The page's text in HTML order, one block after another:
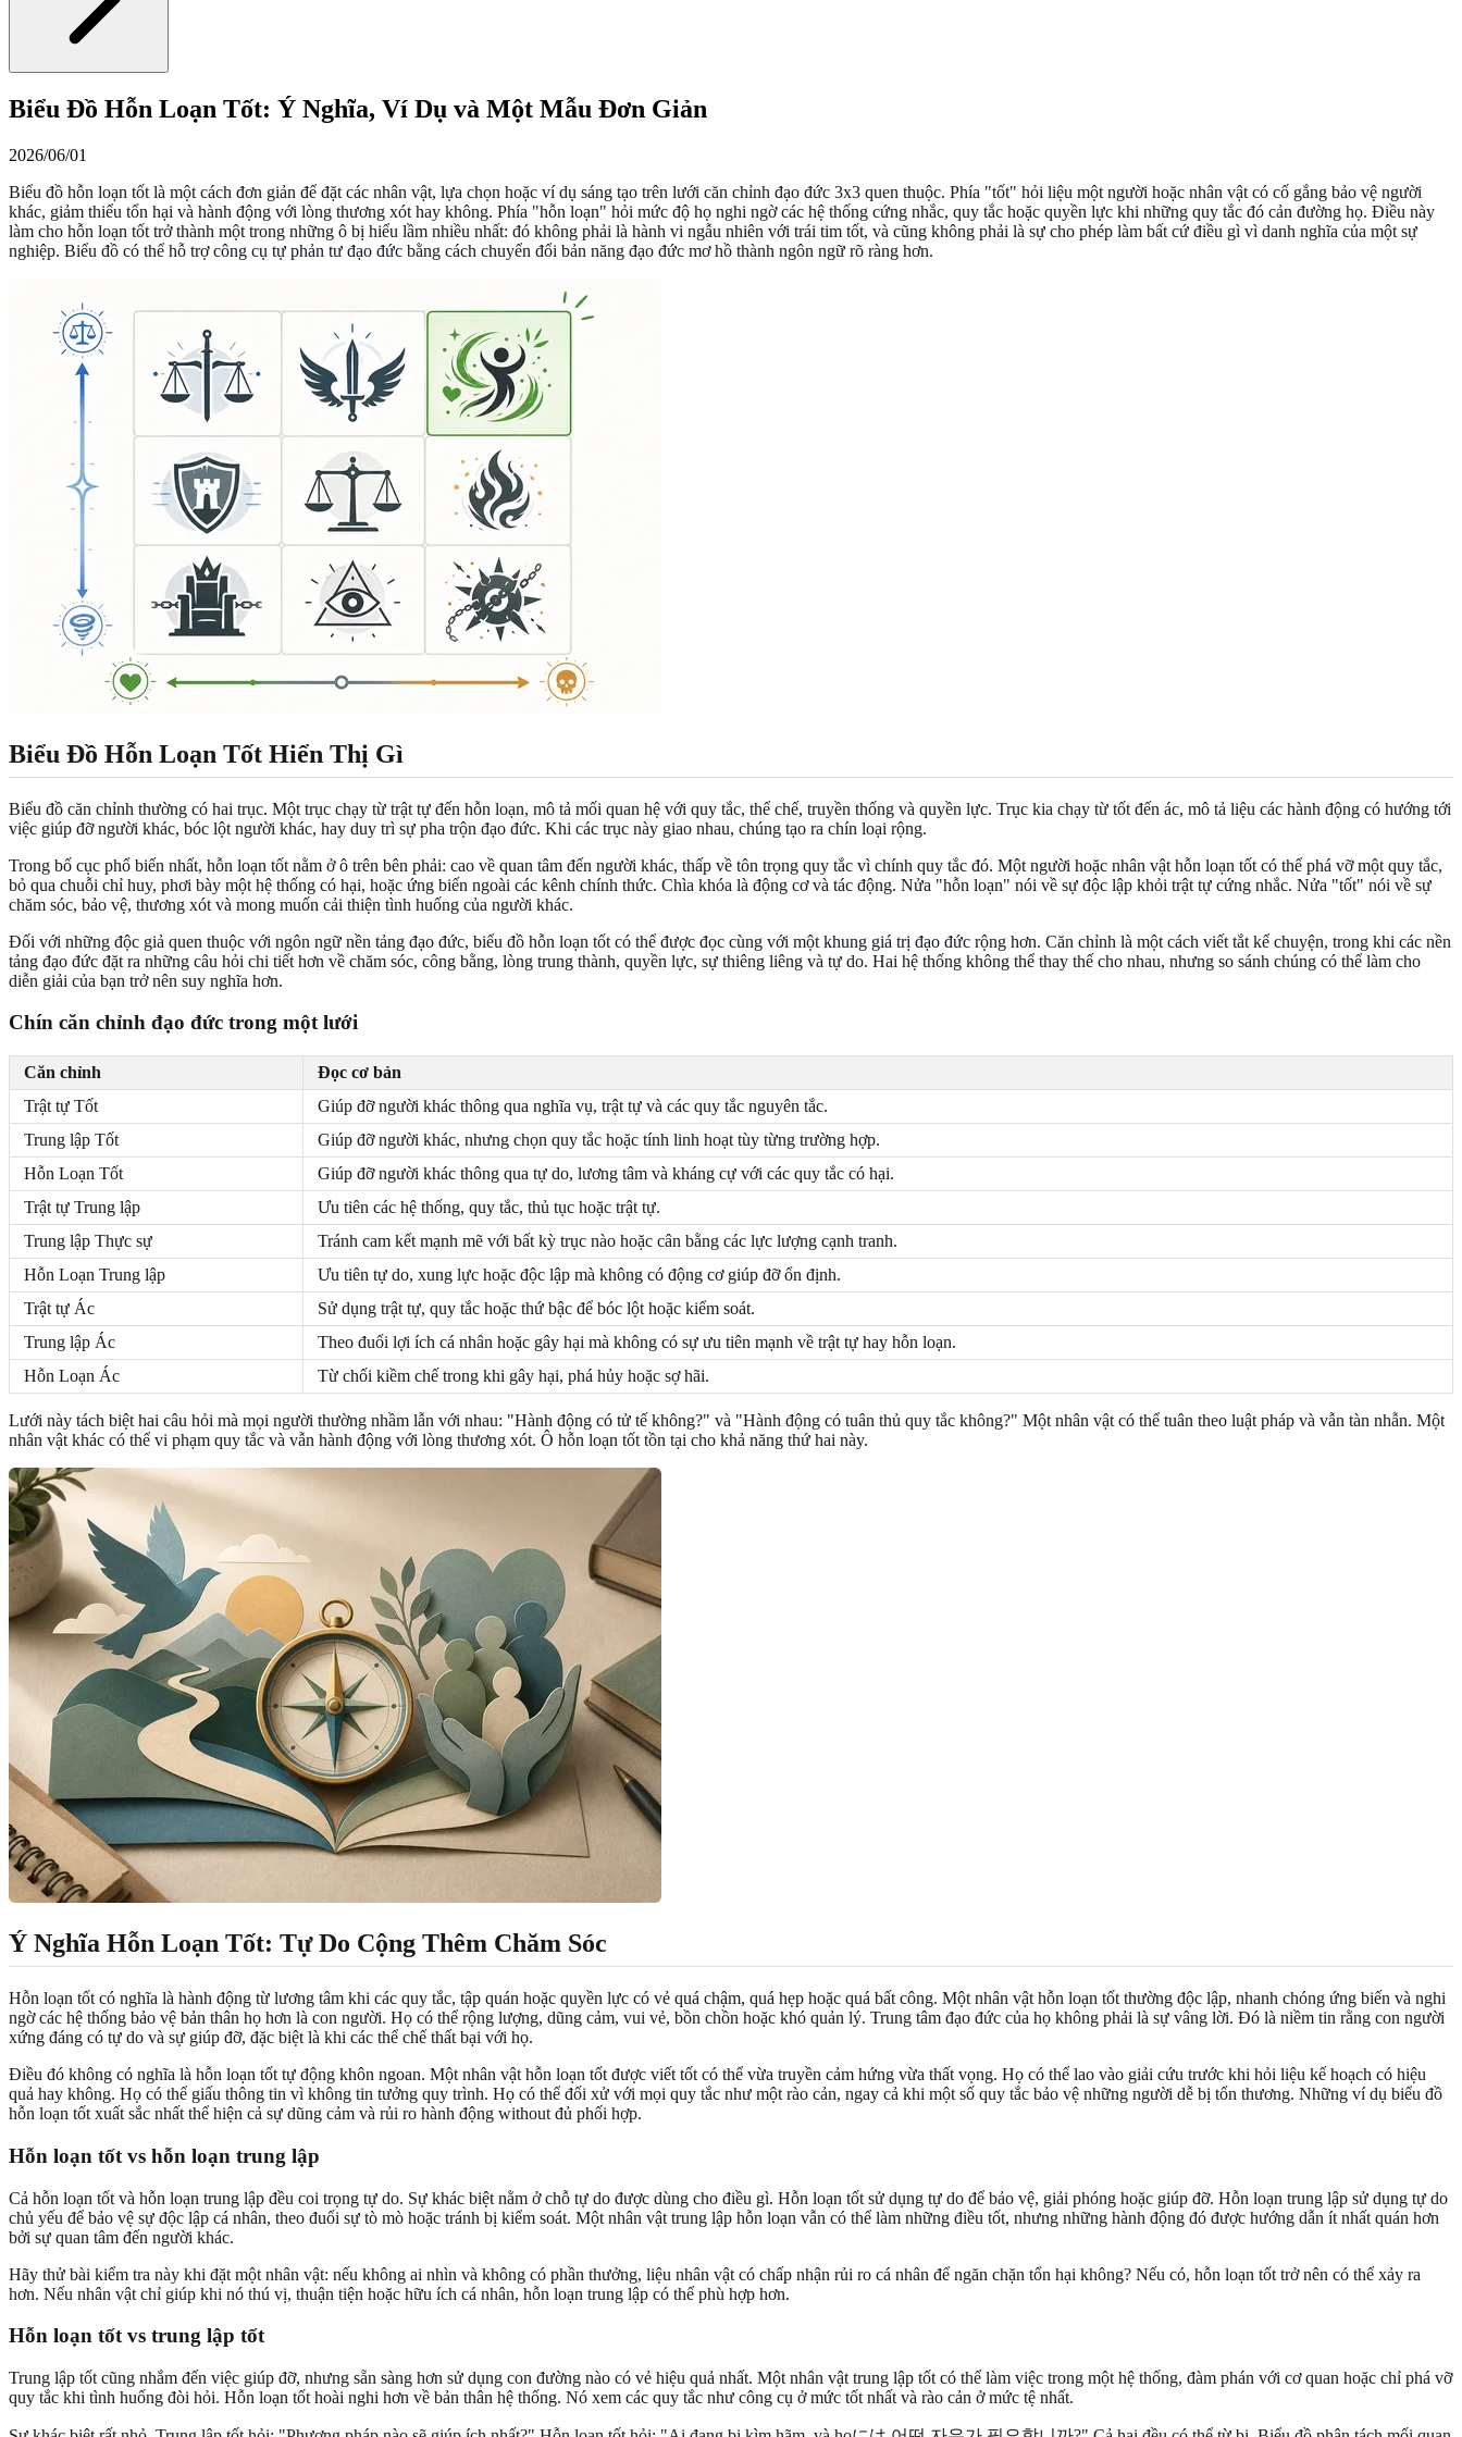
Biểu Đồ Hỗn Loạn Tốt: Ý Nghĩa, Ví Dụ và Một Mẫu Đơn Giản
2026/06/01
Biểu đồ hỗn loạn tốt là một cách đơn giản để đặt các nhân vật, lựa chọn hoặc ví dụ sáng tạo trên lưới căn chỉnh đạo đức 3x3 quen thuộc. Phía "tốt" hỏi liệu một người hoặc nhân vật có cố gắng bảo vệ người
khác, giảm thiểu tổn hại và hành động với lòng thương xót hay không. Phía "hỗn loạn" hỏi mức độ họ nghi ngờ các hệ thống cứng nhắc, quy tắc hoặc quyền lực khi những quy tắc đó cản đường họ. Điều này
làm cho hỗn loạn tốt trở thành một trong những ô bị hiểu lầm nhiều nhất: đó không phải là hành vi ngẫu nhiên với trái tim tốt, và cũng không phải là sự cho phép làm bất cứ điều gì vì danh nghĩa của một sự
nghiệp. Biểu đồ có thể hỗ trợcông cụ tự phản tư đạo đức bằng cách chuyển đổi bản năng đạo đức mơ hồ thành ngôn ngữ rõ ràng hơn.
Biểu Đồ Hỗn Loạn Tốt Hiển Thị Gì
Biểu đồ căn chỉnh thường có hai trục. Một trục chạy từ trật tự đến hỗn loạn, mô tả mối quan hệ với quy tắc, thể chế, truyền thống và quyền lực. Trục kia chạy từ tốt đến ác, mô tả liệu các hành động có hướng tới
việc giúp đỡ người khác, bóc lột người khác, hay duy trì sự pha trộn đạo đức. Khi các trục này giao nhau, chúng tạo ra chín loại rộng.
Trong bố cục phổ biến nhất, hỗn loạn tốt nằm ở ô trên bên phải: cao về quan tâm đến người khác, thấp về tôn trọng quy tắc vì chính quy tắc đó. Một người hoặc nhân vật hỗn loạn tốt có thể phá vỡ một quy tắc,
bỏ qua chuỗi chỉ huy, phơi bày một hệ thống có hại, hoặc ứng biến ngoài các kênh chính thức. Chìa khóa là động cơ và tác động. Nửa "hỗn loạn" nói về sự độc lập khỏi trật tự cứng nhắc. Nửa "tốt" nói về sự
chăm sóc, bảo vệ, thương xót và mong muốn cải thiện tình huống của người khác.
Đối với những độc giả quen thuộc với ngôn ngữ nền tảng đạo đức, biểu đồ hỗn loạn tốt có thể được đọc cùng với một khung giá trị đạo đức rộng hơn. Căn chỉnh là một cách viết tắt kể chuyện, trong khi các nền
tảng đạo đức đặt ra những câu hỏi chi tiết hơn về chăm sóc, công bằng, lòng trung thành, quyền lực, sự thiêng liêng và tự do. Hai hệ thống không thể thay thế cho nhau, nhưng so sánh chúng có thể làm cho
diễn giải của bạn trở nên suy nghĩa hơn.
Chín căn chỉnh đạo đức trong một lưới
Căn chỉnh
Đọc cơ bản
Trật tự Tốt
Giúp đỡ người khác thông qua nghĩa vụ, trật tự và các quy tắc nguyên tắc.
Trung lập Tốt
Giúp đỡ người khác, nhưng chọn quy tắc hoặc tính linh hoạt tùy từng trường hợp.
Hỗn Loạn Tốt
Giúp đỡ người khác thông qua tự do, lương tâm và kháng cự với các quy tắc có hại.
Trật tự Trung lập
Ưu tiên các hệ thống, quy tắc, thủ tục hoặc trật tự.
Trung lập Thực sự
Tránh cam kết mạnh mẽ với bất kỳ trục nào hoặc cân bằng các lực lượng cạnh tranh.
Hỗn Loạn Trung lập
Ưu tiên tự do, xung lực hoặc độc lập mà không có động cơ giúp đỡ ổn định.
Trật tự Ác
Sử dụng trật tự, quy tắc hoặc thứ bậc để bóc lột hoặc kiểm soát.
Trung lập Ác
Theo đuổi lợi ích cá nhân hoặc gây hại mà không có sự ưu tiên mạnh về trật tự hay hỗn loạn.
Hỗn Loạn Ác
Từ chối kiềm chế trong khi gây hại, phá hủy hoặc sợ hãi.
Lưới này tách biệt hai câu hỏi mà mọi người thường nhầm lẫn với nhau: "Hành động có tử tế không?" và "Hành động có tuân thủ quy tắc không?" Một nhân vật có thể tuân theo luật pháp và vẫn tàn nhẫn. Một
nhân vật khác có thể vi phạm quy tắc và vẫn hành động với lòng thương xót. Ô hỗn loạn tốt tồn tại cho khả năng thứ hai này.
Ý Nghĩa Hỗn Loạn Tốt: Tự Do Cộng Thêm Chăm Sóc
Hỗn loạn tốt có nghĩa là hành động từ lương tâm khi các quy tắc, tập quán hoặc quyền lực có vẻ quá chậm, quá hẹp hoặc quá bất công. Một nhân vật hỗn loạn tốt thường độc lập, nhanh chóng ứng biến và nghi
ngờ các hệ thống bảo vệ bản thân họ hơn là con người. Họ có thể rộng lượng, dũng cảm, vui vẻ, bồn chồn hoặc khó quản lý. Trung tâm đạo đức của họ không phải là sự vâng lời. Đó là niềm tin rằng con người
xứng đáng có tự do và sự giúp đỡ, đặc biệt là khi các thể chế thất bại với họ.
Điều đó không có nghĩa là hỗn loạn tốt tự động khôn ngoan. Một nhân vật hỗn loạn tốt được viết tốt có thể vừa truyền cảm hứng vừa thất vọng. Họ có thể lao vào giải cứu trước khi hỏi liệu kế hoạch có hiệu
quả hay không. Họ có thể giấu thông tin vì không tin tưởng quy trình. Họ có thể đối xử với mọi quy tắc như một rào cản, ngay cả khi một số quy tắc bảo vệ những người dễ bị tổn thương. Những ví dụ biểu đồ
hỗn loạn tốt xuất sắc nhất thể hiện cả sự dũng cảm và rủi ro hành động without đủ phối hợp.
Hỗn loạn tốt vs hỗn loạn trung lập
Cả hỗn loạn tốt và hỗn loạn trung lập đều coi trọng tự do. Sự khác biệt nằm ở chỗ tự do được dùng cho điều gì. Hỗn loạn tốt sử dụng tự do để bảo vệ, giải phóng hoặc giúp đỡ. Hỗn loạn trung lập sử dụng tự do
chủ yếu để bảo vệ sự độc lập cá nhân, theo đuổi sự tò mò hoặc tránh bị kiểm soát. Một nhân vật trung lập hỗn loạn vẫn có thể làm những điều tốt, nhưng những hành động đó được hướng dẫn ít nhất quán hơn
bởi sự quan tâm đến người khác.
Hãy thử bài kiểm tra này khi đặt một nhân vật: nếu không ai nhìn và không có phần thưởng, liệu nhân vật có chấp nhận rủi ro cá nhân để ngăn chặn tổn hại không? Nếu có, hỗn loạn tốt trở nên có thể xảy ra
hơn. Nếu nhân vật chỉ giúp khi nó thú vị, thuận tiện hoặc hữu ích cá nhân, hỗn loạn trung lập có thể phù hợp hơn.
Hỗn loạn tốt vs trung lập tốt
Trung lập tốt cũng nhắm đến việc giúp đỡ, nhưng sẵn sàng hơn sử dụng con đường nào có vẻ hiệu quả nhất. Một nhân vật trung lập tốt có thể làm việc trong một hệ thống, đàm phán với cơ quan hoặc chỉ phá vỡ
quy tắc khi tình huống đòi hỏi. Hỗn loạn tốt hoài nghi hơn về bản thân hệ thống. Nó xem các quy tắc như công cụ ở mức tốt nhất và rào cản ở mức tệ nhất.